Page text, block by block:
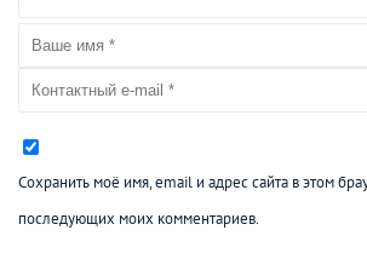
Сохранить моё имя, email и адрес сайта в этом
последующих моих комментариев.